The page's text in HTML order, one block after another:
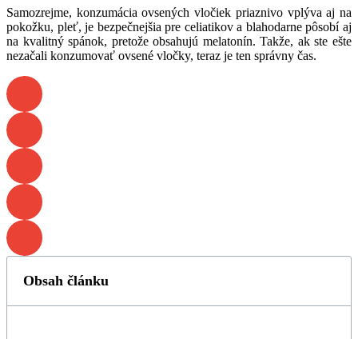
Samozrejme, konzumácia ovsených vločiek priaznivo vplýva aj na
pokožku, pleť, je bezpečnejšia pre celiatikov a blahodarne pôsobí aj
na kvalitný spánok, pretože obsahujú melatonín. Takže, ak ste ešte
nezačali konzumovať ovsené vločky, teraz je ten správny čas.
Obsah článku